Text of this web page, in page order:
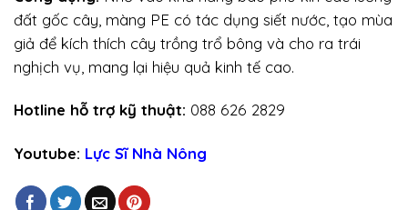
đất gốc cây, màng PE có tác dụng siết nước, tạo mùa
giả để kích thích cây trồng trổ bông và cho ra trái
nghịch vụ, mang lại hiệu quả kinh tế cao.
Hotline hỗ trợ kỹ thuật: 088 626 2829
Youtube: Lực Sĩ Nhà Nông